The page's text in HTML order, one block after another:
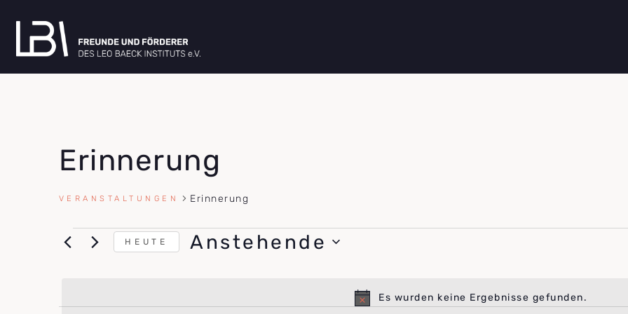
Erinnerung
VERANSTALTUNGEN Erinnerung
Hinweis
Es wurden keine Ergebnisse gefunden.
HEUTE Anstehende